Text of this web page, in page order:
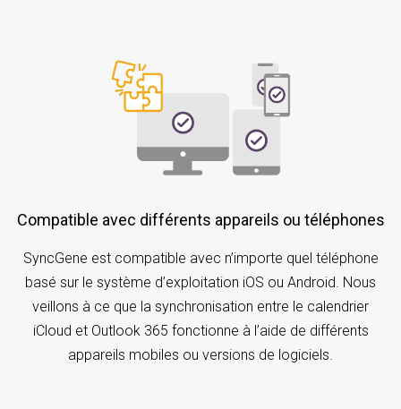
Compatible avec différents appareils ou téléphones
SyncGene est compatible avec n’importe quel téléphone
basé sur le système d’exploitation iOS ou Android. Nous
veillons à ce que la synchronisation entre le calendrier
iCloud et Outlook 365 fonctionne à l’aide de différents
appareils mobiles ou versions de logiciels.